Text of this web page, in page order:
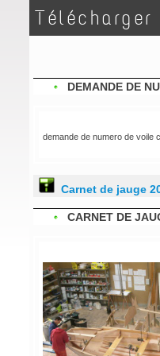
Télécharger
DEMANDE DE
demande de numero de voile
Carnet de jauge
CARNET DE